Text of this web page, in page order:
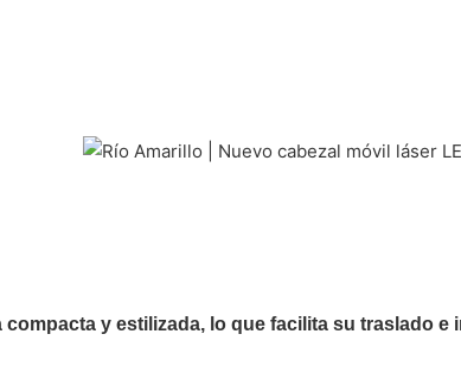
y estilizada, lo que facilita su traslado